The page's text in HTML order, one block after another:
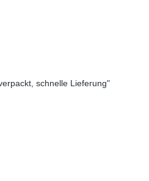
schnelle Lieferung"